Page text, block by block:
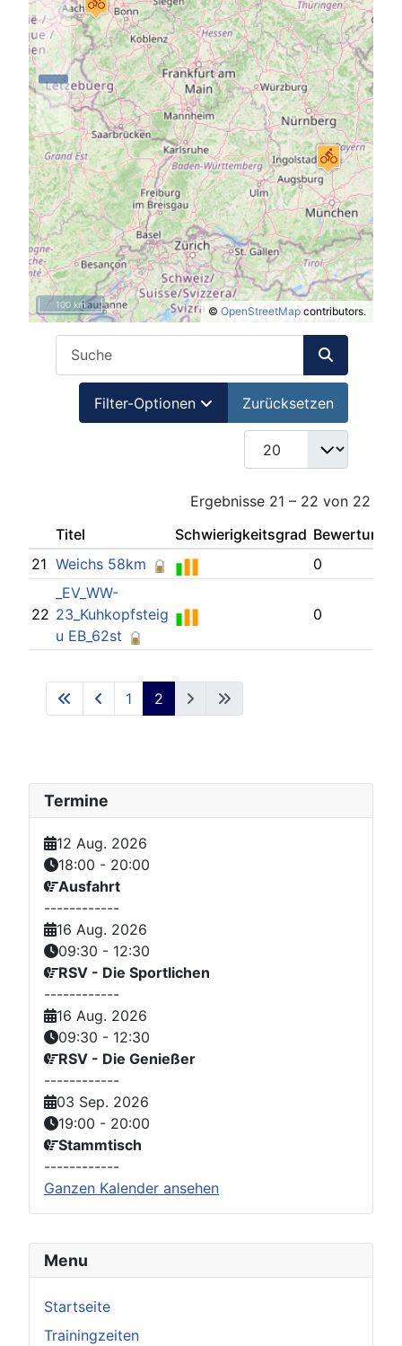
Menu
Startseite
Trainingzeiten
© OpenStreetMap contributors.
100 km
Filter-Optionen Zurücksetzen
Ergebnisse 21 – 22 von 22
Titel
Schwierigkeitsgrad Bewertung
1 2
21 Weichs 58km 0
22
_EV_WW-
23_Kuhkopfsteig
u EB_62st
0
Termine
12 Aug. 2026
18:00 - 20:00
Ausfahrt
------------
16 Aug. 2026
09:30 - 12:30
RSV - Die Sportlichen
------------
16 Aug. 2026
09:30 - 12:30
RSV - Die Genießer
------------
03 Sep. 2026
19:00 - 20:00
Stammtisch
------------
Ganzen Kalender ansehen